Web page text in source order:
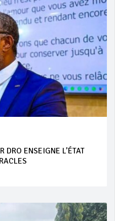
DRO ENSEIGNE L’ÉTAT